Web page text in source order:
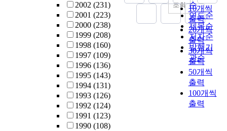
2002 (231)
2001 (223)
2000 (238)
1999 (208)
1998 (160)
1997 (109)
1996 (136)
1995 (143)
1994 (131)
1993 (126)
1992 (124)
1991 (123)
1990 (108)
순
연도순
제목순
저자순
발행기
관순
10개씩
출력
20개씩
출력
30개씩
출력
50개씩
출력
100개씩
출력
조회